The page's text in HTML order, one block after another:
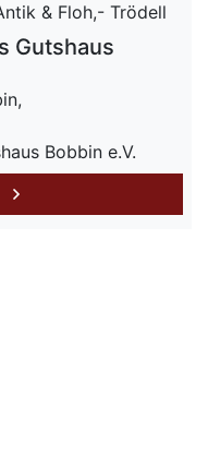
& Floh,- Trödell
Gutshaus
Bobbin e.V.